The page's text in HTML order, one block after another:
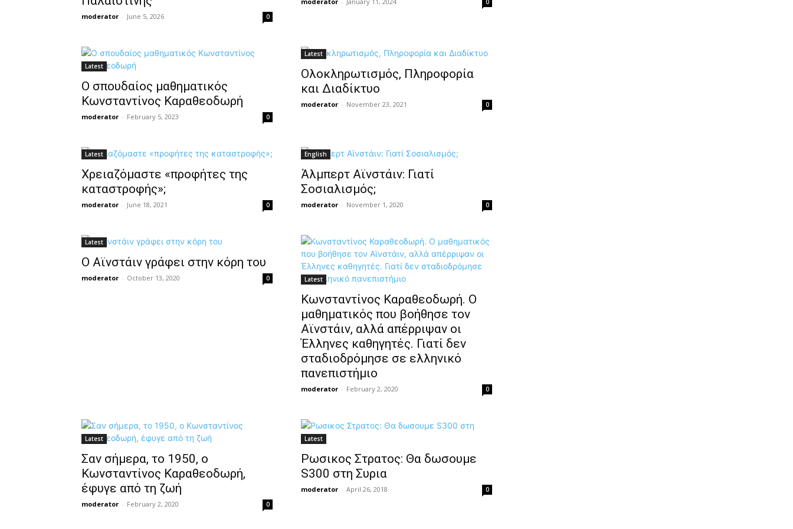
moderator - June 5, 2026 0
0
Latest
Ο σπουδαίος μαθηματικός
Κωνσταντίνος Καραθεοδωρή
moderator - February 5, 2023 0
Latest
Ολοκληρωτισμός, Πληροφορία
και Διαδίκτυο
moderator - November 23, 2021 0
Latest
Χρειαζόμαστε «προφήτες της
καταστροφής»;
moderator - June 18, 2021 0
English
Άλμπερτ Αϊνστάιν: Γιατί
Σοσιαλισμός;
moderator - November 1, 2020 0
Latest
Ο Αϊνστάιν γράφει στην κόρη του
moderator - October 13, 2020 0 Latest
Κωνσταντίνος Καραθεοδωρή. Ο
μαθηματικός που βοήθησε τον
Αϊνστάιν, αλλά απέρριψαν οι
Έλληνες καθηγητές. Γιατί δεν
σταδιοδρόμησε σε ελληνικό
πανεπιστήμιο
moderator - February 2, 2020 0
Latest
Σαν σήμερα, το 1950, ο
Κωνσταντίνος Καραθεοδωρή,
έφυγε από τη ζωή
moderator - February 2, 2020 0
Latest
Ρωσικος Στρατος: Θα δωσουμε
S300 στη Συρια
moderator - April 26, 2018 0